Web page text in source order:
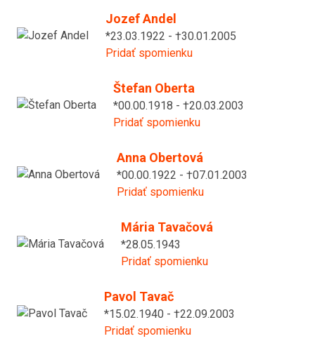
Jozef Andel
*23.03.1922 - †30.01.2005
Pridať spomienku
Štefan Oberta
*00.00.1918 - †20.03.2003
Pridať spomienku
Anna Obertová
*00.00.1922 - †07.01.2003
Pridať spomienku
Mária Tavačová
*28.05.1943
Pridať spomienku
Pavol Tavač
*15.02.1940 - †22.09.2003
Pridať spomienku